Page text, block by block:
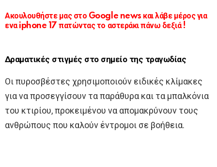
Ακουλουθήστε μας στο Google news και λάβε μέρος για
ενα iphone 17 πατώντας το αστεράκι πάνω δεξιά !
Δραματικές στιγμές στο σημείο της τραγωδίας
Οι πυροσβέστες χρησιμοποιούν ειδικές κλίμακες
για να προσεγγίσουν τα παράθυρα και τα μπαλκόνια
του κτιρίου, προκειμένου να απομακρύνουν τους
ανθρώπους που καλούν έντρομοι σε βοήθεια.